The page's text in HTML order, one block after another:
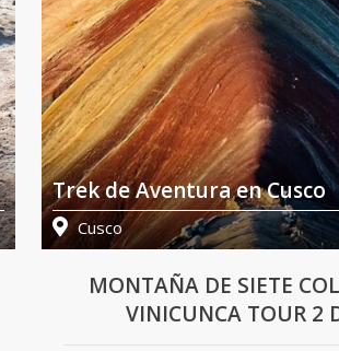
Trek de Aventura en Cusco
Cusco
MONTAÑA DE SIETE
VINICUNCA TOUR 2